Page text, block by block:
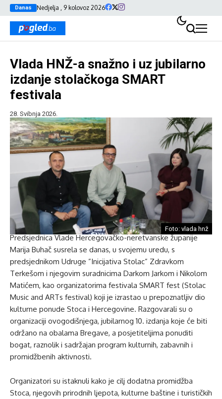
Danas Nedjelja , 9 kolovoz 2026
Vlada HNŽ-a snažno i uz jubilarno
izdanje stolačkoga SMART
festivala
28. Svibnja 2026.
Foto: vlada hnž
Predsjednica Vlade Hercegovačko-neretvanske županije
Marija Buhač susrela se danas, u svojemu uredu, s
predsjednikom Udruge ”Inicijativa Stolac” Zdravkom
Terkešom i njegovim suradnicima Darkom Jarkom i Nikolom
Matićem, kao organizatorima festivala SMART fest (Stolac
Music and ARTs festival) koji je izrastao u prepoznatljiv dio
kulturne ponude Stoca i Hercegovine. Razgovarali su o
organizaciji ovogodišnjega, jubilarnog 10. izdanja koje će biti
održano na obalama Bregave, a posjetiteljima ponuditi
bogat, raznolik i sadržajan program kulturnih, zabavnih i
promidžbenih aktivnosti.
Organizatori su istaknuli kako je cilj dodatna promidžba
Stoca, njegovih prirodnih ljepota, kulturne baštine i turističkih